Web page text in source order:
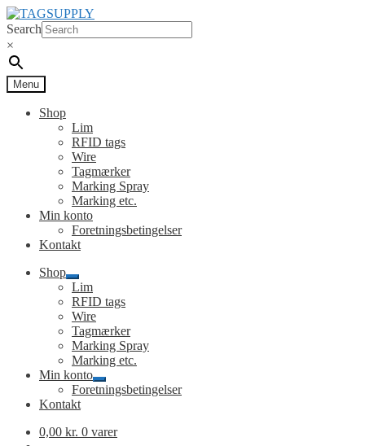
Spring
til
navigation
Spring
til
indhold
Search
×
Menu
Shop
Lim
RFID tags
Wire
Tagmærker
Marking Spray
Marking etc.
Min konto
Foretningsbetingelser
Kontakt
Shop
Udfold
undermenu
Lim
RFID tags
Wire
Tagmærker
Marking Spray
Marking etc.
Min konto
Udfold
undermenu
Foretningsbetingelser
Kontakt
0,00 kr. 0 varer